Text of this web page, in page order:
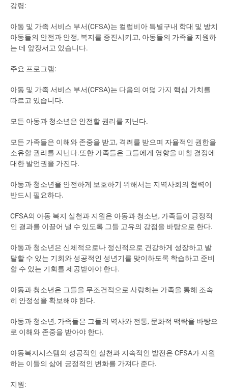
강령:
아동 및 가족 서비스 부서(CFSA)는 컬럼비아 특별구내 학대 및 방치
아동들의 안전과 안정, 복지를 증진시키고, 아동들의 가족을 지원하
는 데 앞장서고 있습니다.
주요 프로그램:
아동 및 가족 서비스 부서(CFSA)는 다음의 여덟 가지 핵심 가치를
따르고 있습니다.
모든 아동과 청소년은 안전할 권리를 지닌다.
모든 가족들은 이해와 존중을 받고, 격려를 받으며 자율적인 권한을
소유할 권리를 지닌다.또한 가족들은 그들에게 영향을 미칠 결정에
대한 발언권을 가진다.
아동과 청소년을 안전하게 보호하기 위해서는 지역사회의 협력이
반드시 필요하다.
CFSA의 아동 복지 실천과 지원은 아동과 청소년, 가족들이 긍정적
인 결과를 이끌어 낼 수 있도록 그들 고유의 강점을 바탕으로 한다.
아동과 청소년은 신체적으로나 정신적으로 건강하게 성장하고 발
달할 수 있는 기회와 성공적인 성년기를 맞이하도록 학습하고 준비
할 수 있는 기회를 제공받아야 한다.
아동과 청소년은 그들을 무조건적으로 사랑하는 가족을 통해 조속
히 안정성을 확보해야 한다.
아동과 청소년, 가족들은 그들의 역사와 전통, 문화적 맥락을 바탕으
로 이해와 존중을 받아야 한다.
아동복지시스템의 성공적인 실천과 지속적인 발전은 CFSA가 지원
하는 이들의 삶에 긍정적인 변화를 가져다 준다.
지원: